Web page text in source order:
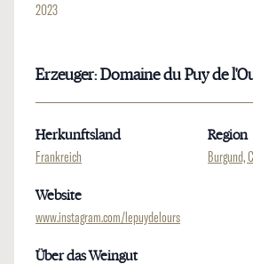
2023
Erzeuger: Domaine du Puy de
Herkunftsland
Frankreich
Region
Burgund,
Website
www.instagram.com/lepuydelours
Über das Weingut